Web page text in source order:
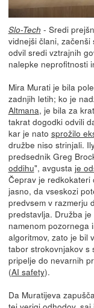
Slo-Tech - Sredi
vidnejši člani,
odvil sredi vztrajnih
nalepke neprofitnosti
Mira Murati je bila
zadnjih letih; ko je
Altmana, je bila za
takrat dogodki odvili
kar je nato sprožilo
družbe niso strinjali.
predsednik Greg
oddihu", avgusta je
Čeprav je redkokateri
jasno, da vseskozi
predvsem v razmerju
predstavlja. Družba
namenom pozornega
algoritmov, zato je bil
tabor strokovnjakov s
pripelje do nevarnih
(AI safety).
Da Muratijeva